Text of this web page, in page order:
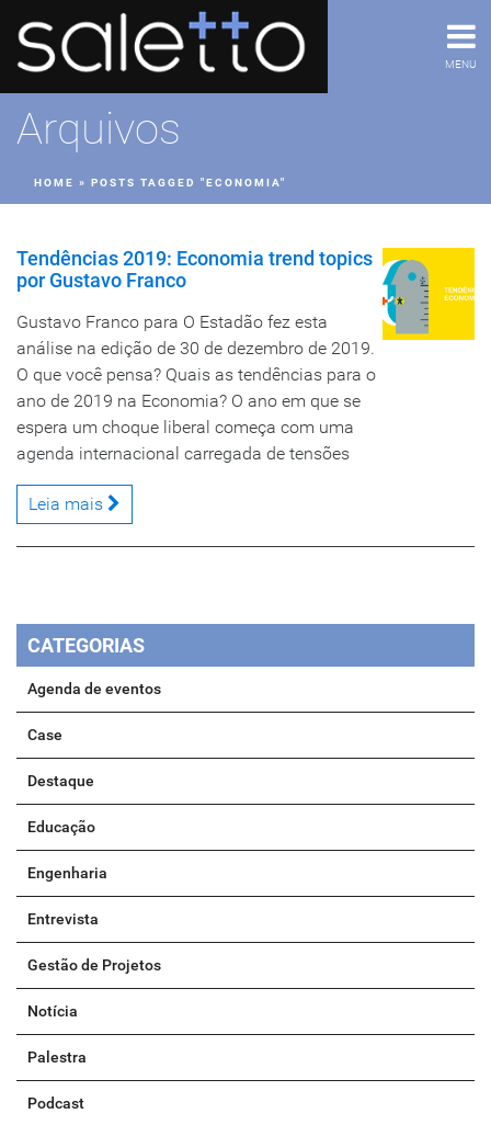
MENU
Arquivos
HOME » POSTS TAGGED "ECONOMIA"
Tendências 2019: Economia trend topics
por Gustavo Franco
Gustavo Franco para O Estadão fez esta
análise na edição de 30 de dezembro de 2019.
O que você pensa? Quais as tendências para o
ano de 2019 na Economia? O ano em que se
espera um choque liberal começa com uma
agenda internacional carregada de tensões
Leia mais
CATEGORIAS
Agenda de eventos
Case
Destaque
Educação
Engenharia
Entrevista
Gestão de Projetos
Notícia
Palestra
Podcast